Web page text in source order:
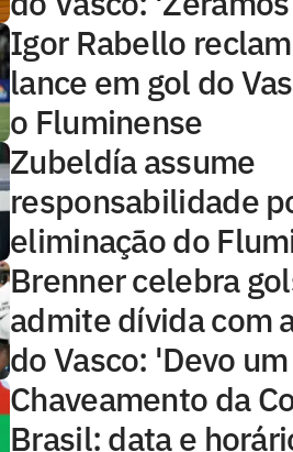
Igor Rabello
lance em gol do
o Fluminense
Zubeldía assume
responsabilidade
eliminação do
Brenner celebra
admite dívida com
do Vasco: 'Devo
Chaveamento da
Brasil: data e